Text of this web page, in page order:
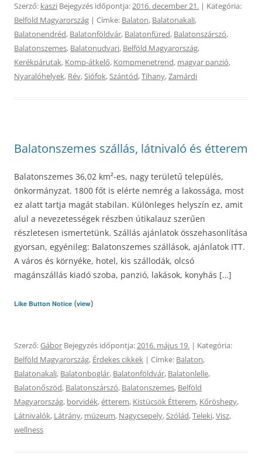
Szerző: kaszi Bejegyzés időpontja:2016. december 21. | Kategória:
Belföld Magyarország | Címke: Balaton, Balatonakali,
Balatonendréd, Balatonföldvár, Balatonfüred, Balatonszárszó,
Balatonszemes, Balatonudvari, Belföld Magyarország,
Kerékpárutak, Komp-átkelő, Kompmenetrend, magyar panzió,
Nyaralóhelyek, Rév,Siófok,Szántód,Tihany,Zamárdi
Balatonszemes szállás, látnivaló és étterem
Balatonszemes 36,02 km²-es, nagy területű település,
önkormányzat. 1800 főt is elérte nemrég a lakossága, most
ez alatt tartja magát stabilan. Különleges helyszín ez, amit
alul a nevezetességek részben útikalauz szerűen
részletesen ismertetünk. Szállás ajánlatok összehasonlítása
gyorsan, egyénileg: Balatonszemes szállások, ajánlatok ITT.
A város és környéke, hotel, kis szállodák, olcsó
magánszállás kiadó szoba, panzió, lakások, konyhás […]
Like Button Notice (view)
Szerző:Gábor Bejegyzés időpontja:2016. május 19. | Kategória:
Belföld Magyarország, Érdekes cikkek | Címke: Balaton,
Balatonakali, Balatonboglár, Balatonföldvár, Balatonlelle,
Balatonőszöd, Balatonszárszó, Balatonszemes, Belföld
Magyarország, borvidék,étterem, Kistücsök Étterem, Kőröshegy,
Látnivalók, Látrány, múzeum, Nagycsepely,Szólád,Teleki,Visz,
wellness